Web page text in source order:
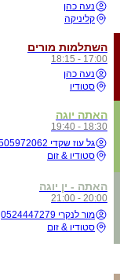
נעה כהן
קליניקה
השתלמות מורים
17:00 - 18:15
נעה כהן
סטודיו
האתה יוגה
18:30 - 19:40
גל עוז שקדי 0505972062
סטודיו & זום
האתה - ין יוגה
20:00 - 21:00
מור לנקרי 0524447279
סטודיו & זום